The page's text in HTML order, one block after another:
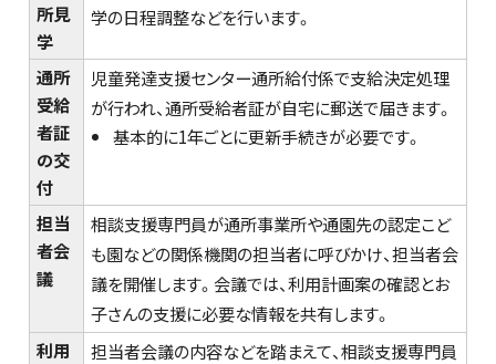
所見
学
学の日程調整などを行います。
通所
受給
者証
の交
付
児童発達支援センター通所給付係で支給決定処理
が行われ、通所受給者証が自宅に郵送で届きます。
基本的に1年ごとに更新手続きが必要です。
担当
者会
議
相談支援専門員が通所事業所や通園先の認定こど
も園などの関係機関の担当者に呼びかけ、担当者会
議を開催します。会議では、利用計画案の確認とお
子さんの支援に必要な情報を共有します。
利用
担当者会議の内容などを踏まえて、相談支援専門員